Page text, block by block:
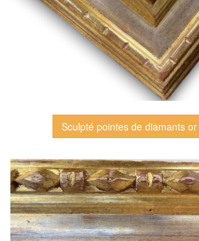
Sculpté pointes de diamants